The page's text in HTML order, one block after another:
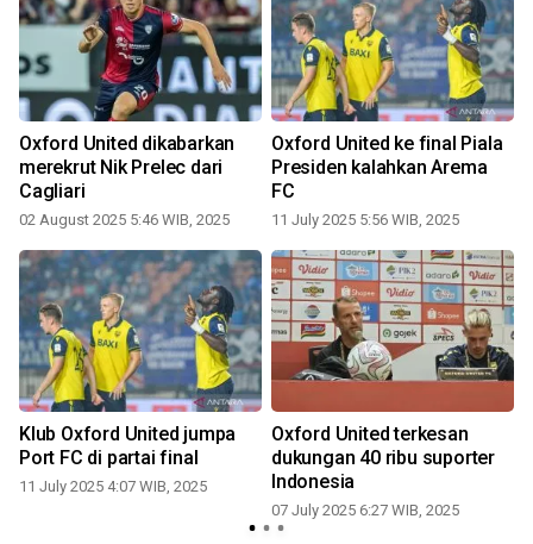
Oxford United dikabarkan
merekrut Nik Prelec dari
Cagliari
02 August 2025 5:46 WIB, 2025
Oxford United ke final Piala
Presiden kalahkan Arema
FC
11 July 2025 5:56 WIB, 2025
Klub Oxford United jumpa
Port FC di partai final
11 July 2025 4:07 WIB, 2025
Oxford United terkesan
dukungan 40 ribu suporter
Indonesia
07 July 2025 6:27 WIB, 2025